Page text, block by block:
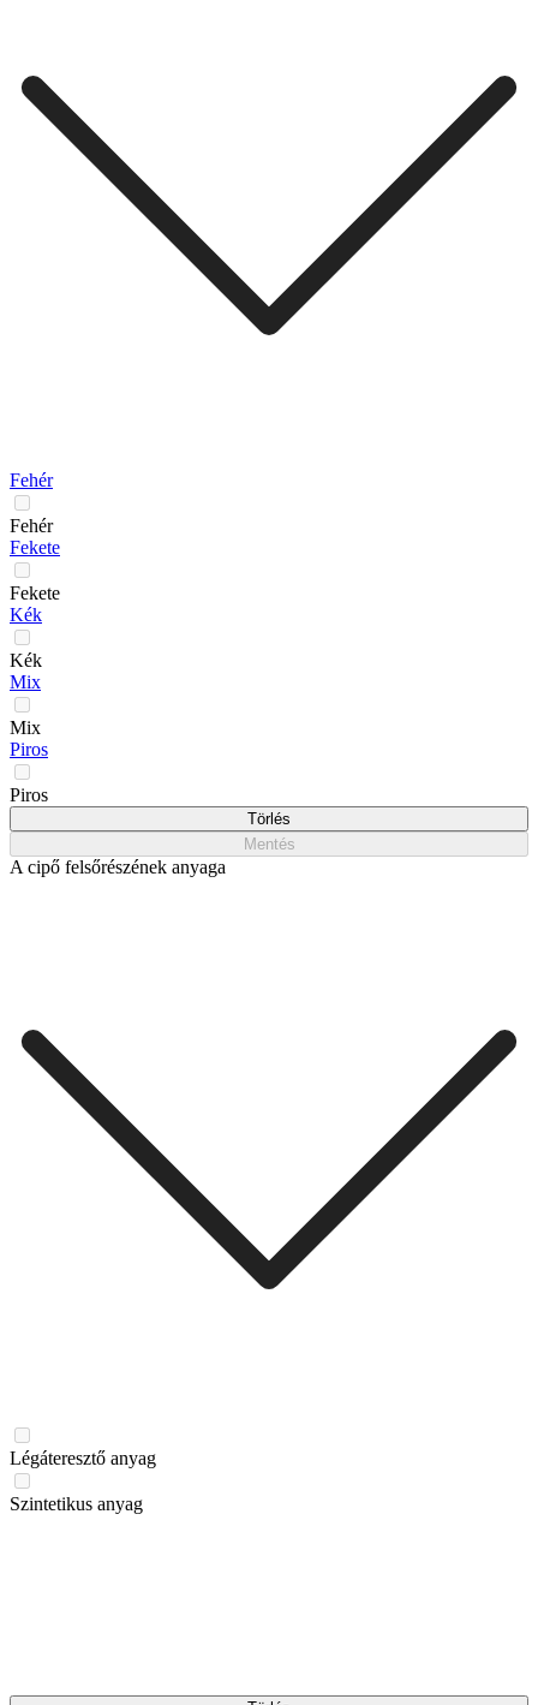
Fehér
Fehér
Fekete
Fekete
Kék
Kék
Mix
Mix
Piros
Piros
Törlés
Mentés
A cipő felsőrészének anyaga
Légáteresztő anyag
Szintetikus anyag